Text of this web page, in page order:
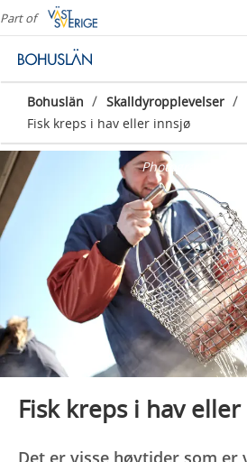
Part of
Bohuslän / Skalldyropplevelser /
Fisk kreps i hav eller innsjø
Photographer:
Fisk kreps i hav
Det er visse høytider som er